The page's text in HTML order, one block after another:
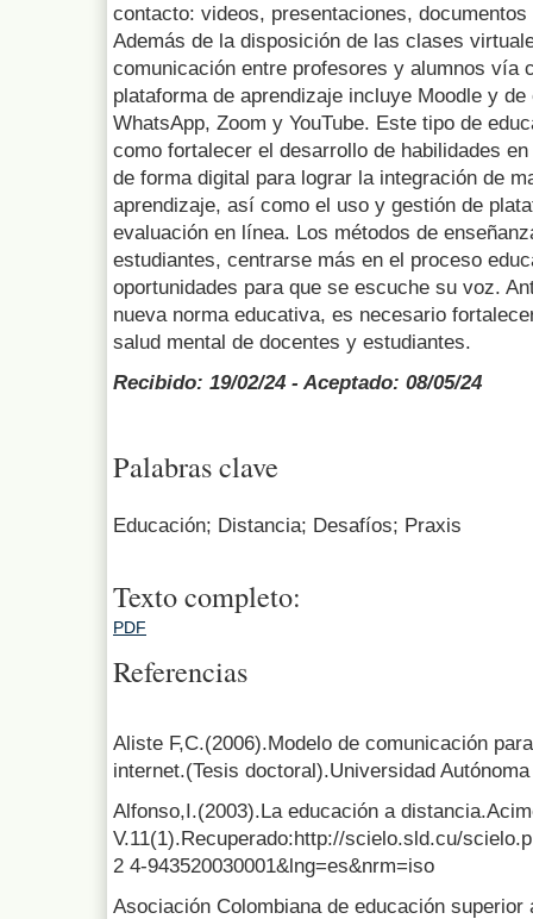
contacto: videos, presentaciones,
Además de la disposición de las clases
comunicación entre profesores y alumnos vía
plataforma de aprendizaje incluye Moodle y
WhatsApp, Zoom y YouTube. Este tipo de
como fortalecer el desarrollo de habilidades
de forma digital para lograr la integración de
aprendizaje, así como el uso y gestión de
evaluación en línea. Los métodos de
estudiantes, centrarse más en el proceso
oportunidades para que se escuche su voz.
nueva norma educativa, es necesario
salud mental de docentes y estudiantes.
Recibido: 19/02/24 - Aceptado: 08/05/24
Palabras clave
Educación; Distancia; Desafíos; Praxis
Texto completo:
PDF
Referencias
Aliste F,C.(2006).Modelo de comunicación
internet.(Tesis doctoral).Universidad
Alfonso,I.(2003).La educación a
V.11(1).Recuperado:http://scielo.sld.cu/
2 4-943520030001&lng=es&nrm=iso
Asociación Colombiana de educación superior